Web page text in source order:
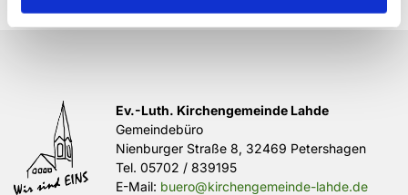
Ev.-Luth. Kirchengemeinde Lahde
Gemeindebüro
Nienburger Straße 8, 32469 Petershagen
Tel. 05702 / 839195
E-Mail: buero@kirchengemeinde-lahde.de